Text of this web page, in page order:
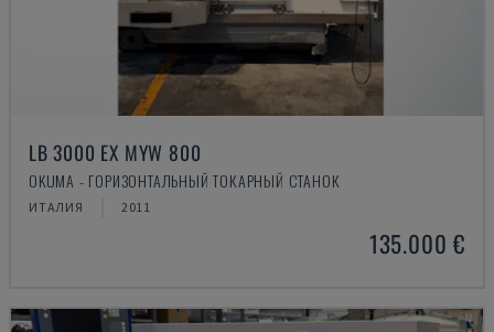
LB 3000 EX MYW 800
OKUMA - ГОРИЗОНТАЛЬНЫЙ ТОКАРНЫЙ СТАНОК
ИТАЛИЯ 2011
135.000 €